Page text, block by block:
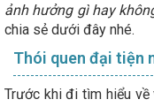
ảnh hưởng gì hay
chia sẻ dưới đây nhé.
Thói quen đại tiện
Trước khi đi tìm hiểu về